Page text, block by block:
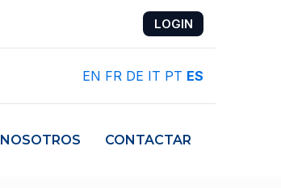
LOGIN
EN FR DE IT PT ES
NOSOTROS CONTACTAR